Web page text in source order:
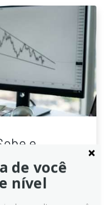
e
de 101.00
Inflação e
de você
nível